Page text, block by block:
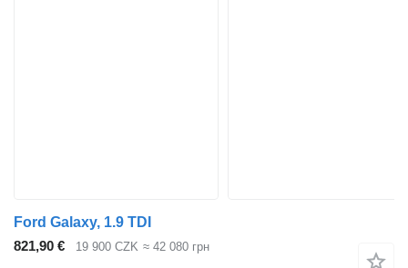
Ford Galaxy, 1.9 TDI
821,90 €
19 900 CZK ≈ 42 080 грн